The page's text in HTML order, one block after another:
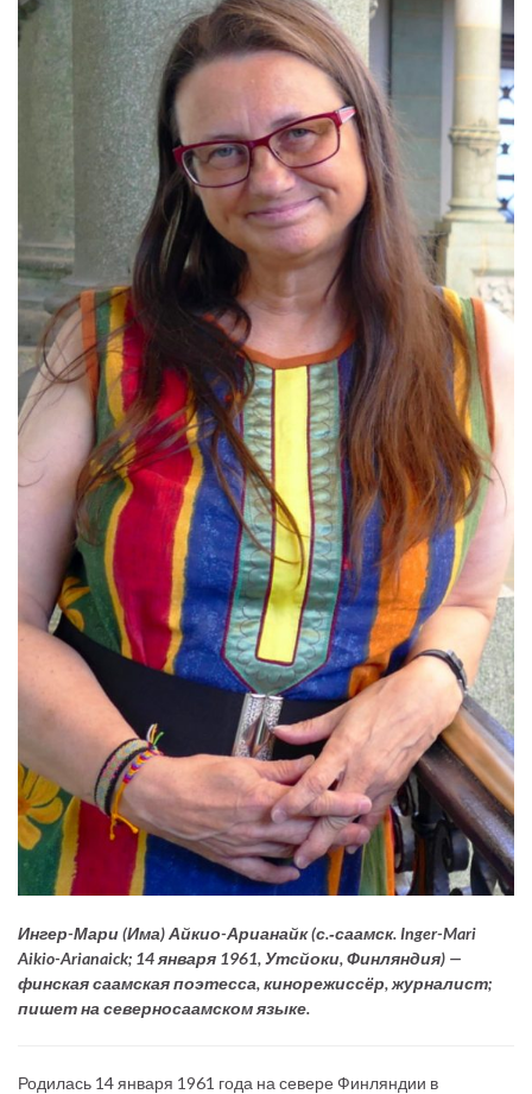
Ингер-Мари (Има) Айкио-Арианайк (с.‑саамск. Inger-Mari
Aikio-Arianaick; 14 января 1961, Утсйоки, Финляндия) —
финская саамская поэтесса, кинорежиссёр, журналист;
пишет на северносаамском языке.
Родилась 14 января 1961 года на севере Финляндии в